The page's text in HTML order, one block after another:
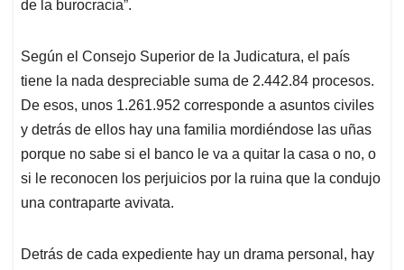
de la burocracia”.
Según el Consejo Superior de la Judicatura, el país
tiene la nada despreciable suma de 2.442.84 procesos.
De esos, unos 1.261.952 corresponde a asuntos civiles
y detrás de ellos hay una familia mordiéndose las uñas
porque no sabe si el banco le va a quitar la casa o no, o
si le reconocen los perjuicios por la ruina que la condujo
una contraparte avivata.
Detrás de cada expediente hay un drama personal, hay